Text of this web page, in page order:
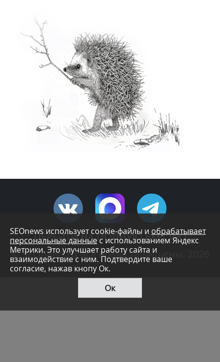
SEOnews использует cookie-файлы и обрабатывает
персональные данные с использованием Яндекс
Метрики. Это улучшает работу сайта и
взаимодействие с ним. Подтвердите ваше
согласие, нажав кнопу Ок.
Ок
ПЕРЕЙТИ НА ПОЛНУЮ ВЕРСИЮ
© SEOnews.ru Все права защищены. 2026